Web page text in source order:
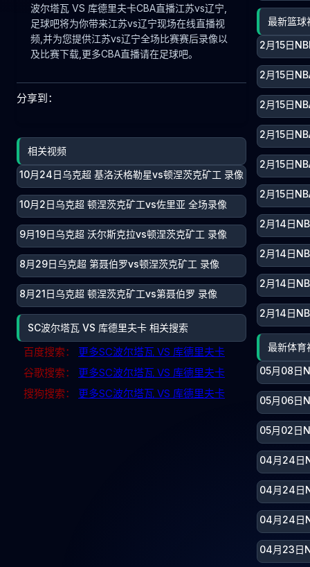
波尔塔瓦 VS 库德里夫卡CBA直播江苏vs辽宁,
足球吧将为你带来江苏vs辽宁现场在线直播视
频,并为您提供江苏vs辽宁全场比赛赛后录像以
及比赛下载,更多CBA直播请在足球吧。
分享到：
相关视频
10月24日乌克超 基洛沃格勒星vs顿涅茨克矿工 录像
10月2日乌克超 顿涅茨克矿工vs佐里亚 全场录像
9月19日乌克超 沃尔斯克拉vs顿涅茨克矿工 录像
8月29日乌克超 第聂伯罗vs顿涅茨克矿工 录像
8月21日乌克超 顿涅茨克矿工vs第聂伯罗 录像
SC波尔塔瓦 VS 库德里夫卡 相关搜索
百度搜索：
更多SC波尔塔瓦 VS 库德里夫卡
谷歌搜索：
更多SC波尔塔瓦 VS 库德里夫卡
搜狗搜索：
更多SC波尔塔瓦 VS 库德里夫卡
最新篮球
2月15日
2月15日
2月15日
2月15日
2月15日
2月15日
2月14日
2月14日
2月14日
2月14日
最新体育
05月08日
05月06日
05月02日
04月24日
04月24日
04月24日
04月23日